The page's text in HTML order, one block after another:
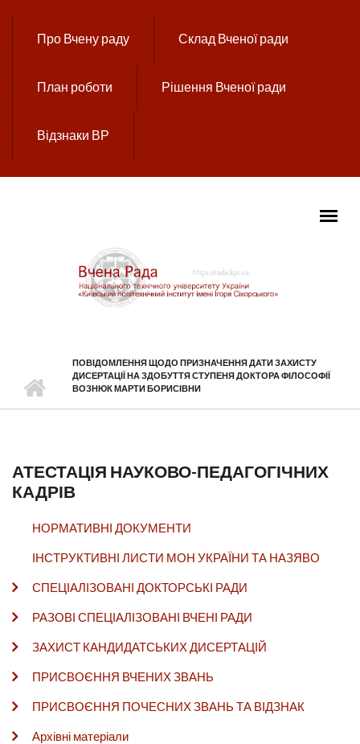
Про Вчену раду Склад Вченої ради
План роботи Рішення Вченої ради
Відзнаки ВР
ПОВІДОМЛЕННЯ ЩОДО ПРИЗНАЧЕННЯ ДАТИ ЗАХИСТУ
ДИСЕРТАЦІЇ НА ЗДОБУТТЯ СТУПЕНЯ ДОКТОРА ФІЛОСОФІЇ
ВОЗНЮК МАРТИ БОРИСІВНИ
АТЕСТАЦІЯ НАУКОВО-ПЕДАГОГІЧНИХ
КАДРІВ
НОРМАТИВНІ ДОКУМЕНТИ
ІНСТРУКТИВНІ ЛИСТИ МОН УКРАЇНИ ТА НАЗЯВО
СПЕЦІАЛІЗОВАНІ ДОКТОРСЬКІ РАДИ
РАЗОВІ СПЕЦІАЛІЗОВАНІ ВЧЕНІ РАДИ
ЗАХИСТ КАНДИДАТСЬКИХ ДИСЕРТАЦІЙ
ПРИСВОЄННЯ ВЧЕНИХ ЗВАНЬ
ПРИСВОЄННЯ ПОЧЕСНИХ ЗВАНЬ ТА ВІДЗНАК
Архівні матеріали